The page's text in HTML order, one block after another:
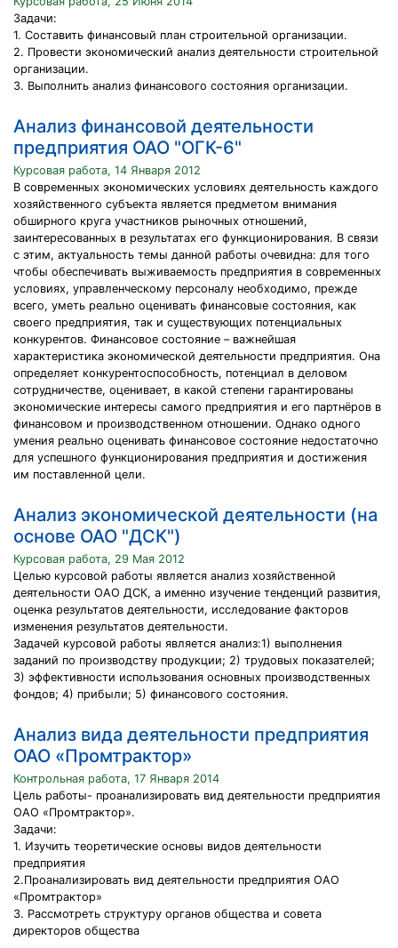
Задачи:
1. Составить финансовый план строительной организации.
2. Провести экономический анализ деятельности строительной
организации.
3. Выполнить анализ финансового состояния организации.
Анализ финансовой деятельности
предприятия ОАО "ОГК-6"
Курсовая работа, 14 Января 2012
В современных экономических условиях деятельность каждого
хозяйственного субъекта является предметом внимания
обширного круга участников рыночных отношений,
заинтересованных в результатах его функционирования. В связи
с этим, актуальность темы данной работы очевидна: для того
чтобы обеспечивать выживаемость предприятия в современных
условиях, управленческому персоналу необходимо, прежде
всего, уметь реально оценивать финансовые состояния, как
своего предприятия, так и существующих потенциальных
конкурентов. Финансовое состояние – важнейшая
характеристика экономической деятельности предприятия. Она
определяет конкурентоспособность, потенциал в деловом
сотрудничестве, оценивает, в какой степени гарантированы
экономические интересы самого предприятия и его партнёров в
финансовом и производственном отношении. Однако одного
умения реально оценивать финансовое состояние недостаточно
для успешного функционирования предприятия и достижения
им поставленной цели.
Анализ экономической деятельности (на
основе ОАО "ДСК")
Курсовая работа, 29 Мая 2012
Целью курсовой работы является анализ хозяйственной
деятельности ОАО ДСК, а именно изучение тенденций развития,
оценка результатов деятельности, исследование факторов
изменения результатов деятельности.
Задачей курсовой работы является анализ:1) выполнения
заданий по производству продукции; 2) трудовых показателей;
3) эффективности использования основных производственных
фондов; 4) прибыли; 5) финансового состояния.
Анализ вида деятельности предприятия
ОАО «Промтрактор»
Контрольная работа, 17 Января 2014
Цель работы- проанализировать вид деятельности предприятия
ОАО «Промтрактор».
Задачи:
1. Изучить теоретические основы видов деятельности
предприятия
2.Проанализировать вид деятельности предприятия ОАО
«Промтрактор»
3. Рассмотреть структуру органов общества и совета
директоров общества